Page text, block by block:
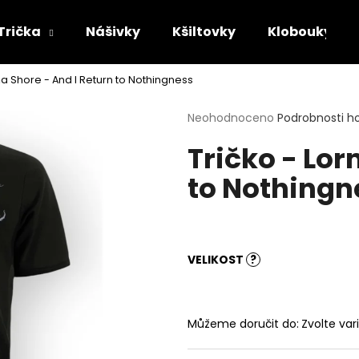
Nášivky Kšiltovky Klobouky
Shore - And I Return to Nothingness
Průměrné
produktu
0,0
z
Neohodnoceno Podrobnosti
Tričko -
to
VELIKOST ?
Můžeme doručit do: Zvolte
Co potřebujete najít?
HLEDAT
Doporučujeme
TRIČKO - MAYHEM - DAWN OF THE TRIČKO - ACID